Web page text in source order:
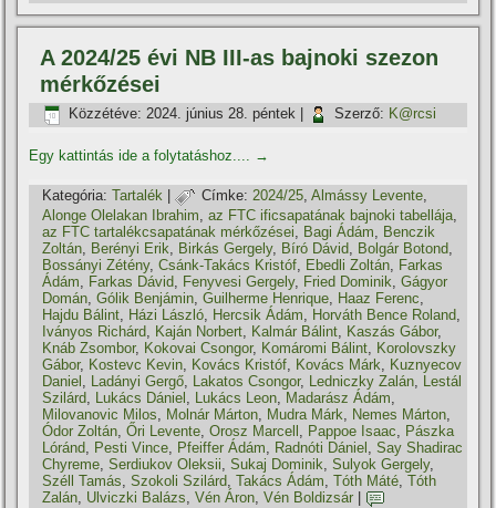
A 2024/25 évi NB III-as bajnoki szezon
mérkőzései
Közzétéve: 2024. június 28. péntek Szerző: K@rcsi
Egy kattintás ide a folytatáshoz.... →
Kategória: Tartalék | Címke: 2024/25,Almássy Levente,
Alonge Olelakan Ibrahim,az FTC ificsapatának bajnoki tabellája,
az FTC tartalékcsapatának mérkőzései, Bagi Ádám, Benczik
Zoltán, Berényi Erik, Birkás Gergely, Bíró Dávid, Bolgár Botond,
Bossányi Zétény,Csánk-Takács Kristóf, Ebedli Zoltán, Farkas
Ádám, Farkas Dávid, Fenyvesi Gergely, Fried Dominik,Gágyor
Domán,Gólik Benjámin,Guilherme Henrique, Haaz Ferenc,
Hajdu Bálint, Házi László, Hercsik Ádám, Horváth Bence Roland,
Iványos Richárd, Kaján Norbert, Kalmár Bálint, Kaszás Gábor,
Knáb Zsombor, Kokovai Csongor, Komáromi Bálint, Korolovszky
Gábor, Kostevc Kevin, Kovács Kristóf, Kovács Márk, Kuznyecov
Daniel , Ladányi Gergő, Lakatos Csongor, Ledniczky Zalán, Lestál
Szilárd, Lukács Dániel , Lukács Leon, Madarász Ádám,
Milovanovic Milos, Molnár Márton, Mudra Márk, Nemes Márton,
Ódor Zoltán,Őri Levente,Orosz Marcell , Pappoe Isaac, Pászka
Lóránd, Pesti Vince, Pfeiffer Ádám, Radnóti Dániel ,Say Shadirac
Chyreme,Serdiukov Oleksii,Sukaj Dominik,Sulyok Gergely,
Széll Tamás,Szokoli Szilárd,Takács Ádám,Tóth Máté,Tóth
Zalán, Ulviczki Balázs,Vén Áron,Vén Boldizsár